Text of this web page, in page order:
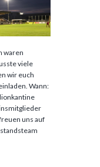
waren
viele
wir euch
Wann:
uns auf